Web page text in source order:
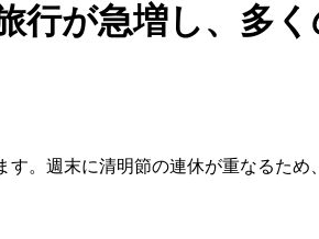
行が急増し、多
。週末に清明節の連休が重なるた